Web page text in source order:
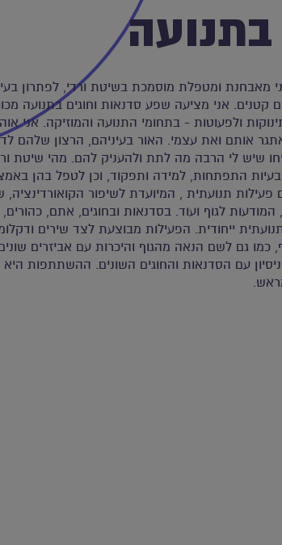
מאבחנת ומטפלת מוסמכת בשיטת ורדי, לפתרון
קטנים. אני מציעה שפע סדנאות וחוגים בתנועה
ולפעוטות - בתחומי התנועה והמוזיקה. אני
לאתגר אותם ואת עצמי. האור בעיניהם, הרצון שלהם
שיש לי הרבה מה לתת ולהעניק להם. מהי שיטת
בעיות התפתחות, למידה ותפקוד, וכן לטפל בהן
פעילות תנועתית , המיועדת לשיפור הקואורדינציה,
לגוף ועוד. בסדנאות ובחוגים, אתם, כהורים,
ייחודית. הפעילות מבוצעת לצד שירים
כמו גם לשם הנאה מהגוף והיכרות עם אביזרים שונים
עם הסדנאות והחוגים השונים. ההשתתפות